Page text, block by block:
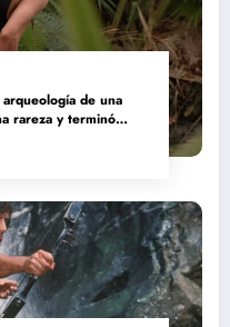
de una
rareza y terminó